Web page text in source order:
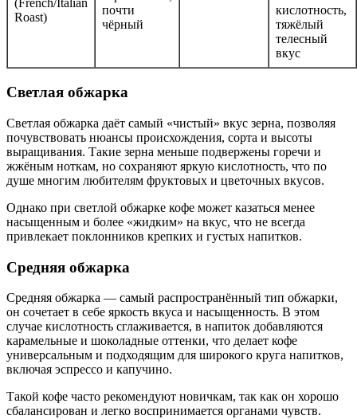
(French/Italian
Roast)
почти
чёрный
кислотность,
тяжёлый
телесный
вкус
Светлая обжарка
Светлая обжарка даёт самый «чистый» вкус зерна, позволяя
почувствовать нюансы происхождения, сорта и высоты
выращивания. Такие зерна меньше подвержены горечи и
жжёным ноткам, но сохраняют яркую кислотность, что по
душе многим любителям фруктовых и цветочных вкусов.
Однако при светлой обжарке кофе может казаться менее
насыщенным и более «жидким» на вкус, что не всегда
привлекает поклонников крепких и густых напитков.
Средняя обжарка
Средняя обжарка — самый распространённый тип обжарки,
он сочетает в себе яркость вкуса и насыщенность. В этом
случае кислотность сглаживается, в напиток добавляются
карамельные и шоколадные оттенки, что делает кофе
универсальным и подходящим для широкого круга напитков,
включая эспрессо и капучино.
Такой кофе часто рекомендуют новичкам, так как он хорошо
сбалансирован и легко воспринимается органами чувств.